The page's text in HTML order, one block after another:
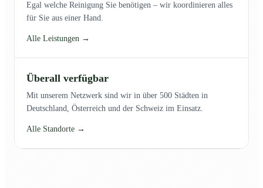
Egal welche Reinigung Sie benötigen – wir koordinieren alles
für Sie aus einer Hand.
Alle Leistungen →
Überall verfügbar
Mit unserem Netzwerk sind wir in über 500 Städten in
Deutschland, Österreich und der Schweiz im Einsatz.
Alle Standorte →